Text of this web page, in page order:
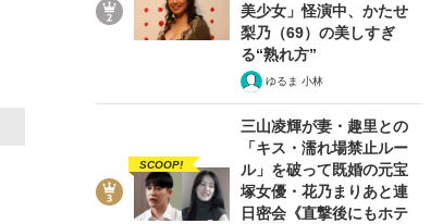
美少女」怪演中、かたせ
梨乃（69）の美しすぎ
る“熟れ方”
ゆるま 小林
SCOOP!
三山凌輝が妻・趣里との
「キス・濡れ場禁止ルー
ル」を破って既婚の元宝
塚女優・花乃まりあと連
日密会《直撃後にもホテ